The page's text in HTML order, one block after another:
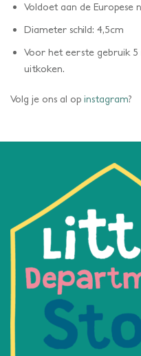
Voldoet aan de Europese
Diameter schild: 4,5cm
Voor het eerste gebruik
uitkoken.
Volg je ons al op instagram?